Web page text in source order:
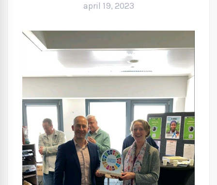
april 19, 2023